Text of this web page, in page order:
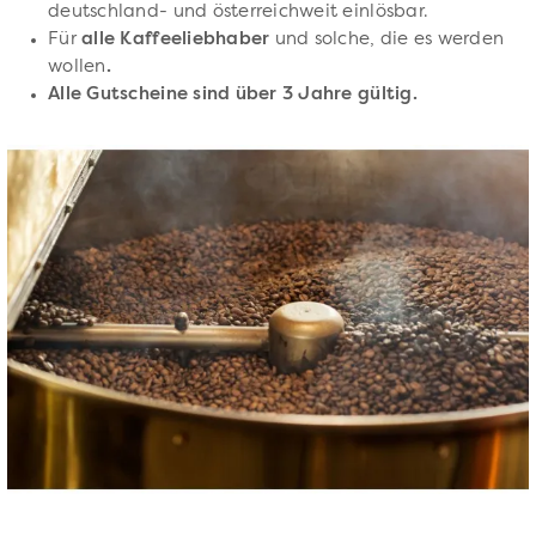
deutschland- und österreichweit einlösbar.
Füralle Kaffeeliebhaber und solche, die es werden
wollen .
Alle Gutscheine sind über 3 Jahre gültig.